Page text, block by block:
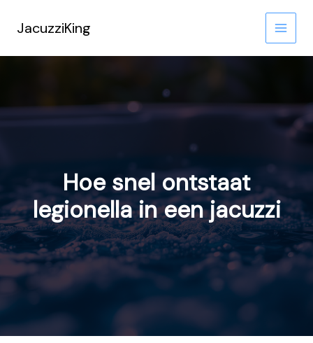
inhoud
JacuzziKing
Hoe snel ontstaat
legionella in een jacuzzi